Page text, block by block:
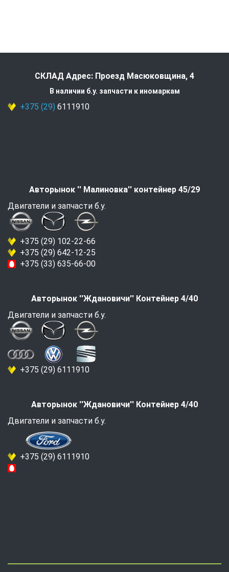
СКЛАД Адрес: Проезд Масюковщина, 4
В наличии б.у. запчасти к иномаркам
+375 (29) 6111910
Авторынок '' Малиновка'' контейнер 45/29
Двигатели и запчасти б.у.
+375 (29) 102-22-66
+375 (29) 642-12-25
+375 (33) 635-66-00
Авторынок ''Ждановичи'' Контейнер 4/40
Двигатели и запчасти б.у.
+375 (29) 6111910
Авторынок ''Ждановичи'' Контейнер 4/40
Двигатели и запчасти б.у.
+375 (29) 6111910